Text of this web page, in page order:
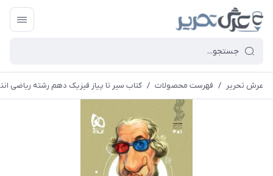
عرش تحریر / فهرست محصولات / کتاب سیر تا پیاز فیزیک دهم رشته ریاضی